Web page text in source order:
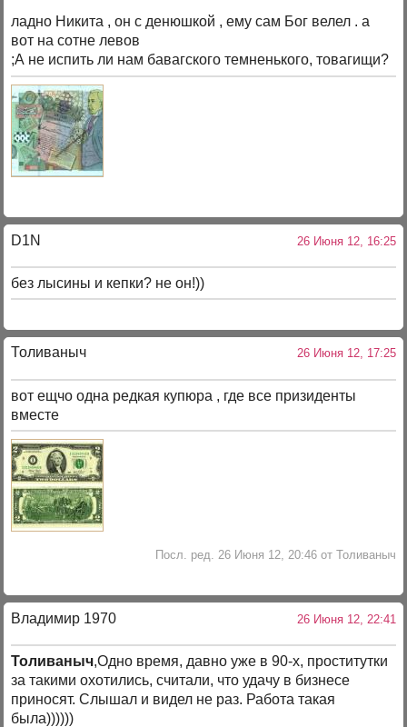
ладно Никита , он с денюшкой , ему сам Бог велел . а
вот на сотне левов
;А не испить ли нам бавагского темненького, товагищи?
D1N 26 Июня 12, 16:25
без лысины и кепки? не он!))
Толиваныч 26 Июня 12, 17:25
вот ещчо одна редкая купюра , где все призиденты
вместе
Посл. ред. 26 Июня 12, 20:46 от Толиваныч
Владимир 1970 26 Июня 12, 22:41
Толиваныч,Одно время, давно уже в 90-х, проститутки
за такими охотились, считали, что удачу в бизнесе
приносят. Слышал и видел не раз. Работа такая
была))))))